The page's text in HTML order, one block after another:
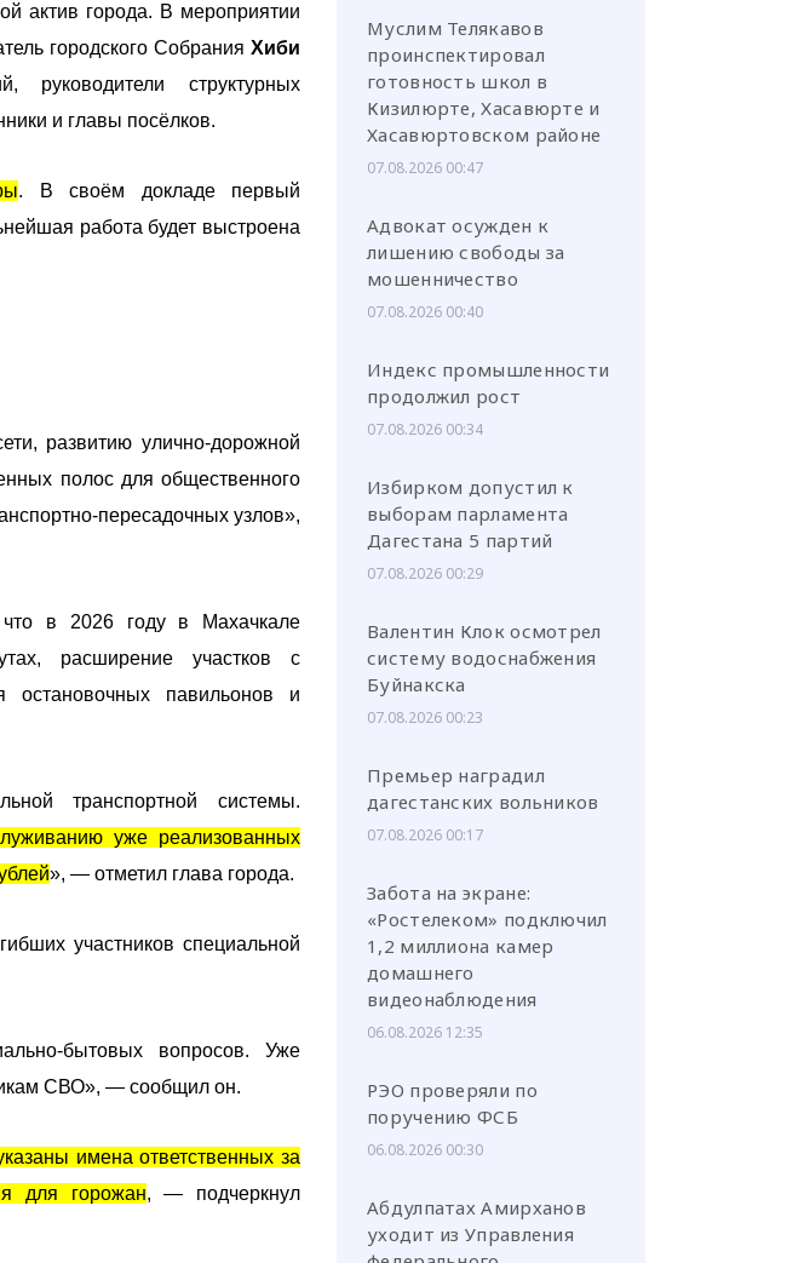
актив города. В мероприятии
городского СобранияХиби
руководители структурных
и главы посёлков.
. В своём докладе первый
работа будет выстроена
развитию улично-дорожной
полос для общественного
пересадочных узлов»,
что в 2026 году в Махачкале
расширение участков с
остановочных павильонов и
транспортной системы.
уже реализованных
», — отметил глава города.
участников специальной
бытовых вопросов. Уже
СВО», — сообщил он.
имена ответственных за
для горожан, — подчеркнул
Муслим Телякавов
проинспектировал
готовность школ в
Кизилюрте, Хасавюрте и
Хасавюртовском районе
07.08.2026 00:47
Адвокат осужден к
лишению свободы за
мошенничество
07.08.2026 00:40
Индекс промышленности
продолжил рост
07.08.2026 00:34
Избирком допустил к
выборам парламента
Дагестана 5 партий
07.08.2026 00:29
Валентин Клок осмотрел
систему водоснабжения
Буйнакска
07.08.2026 00:23
Премьер наградил
дагестанских вольников
07.08.2026 00:17
Забота на экране:
«Ростелеком» подключил
1,2 миллиона камер
домашнего
видеонаблюдения
06.08.2026 12:35
РЭО проверяли по
поручению ФСБ
06.08.2026 00:30
Абдулпатах Амирханов
уходит из Управления